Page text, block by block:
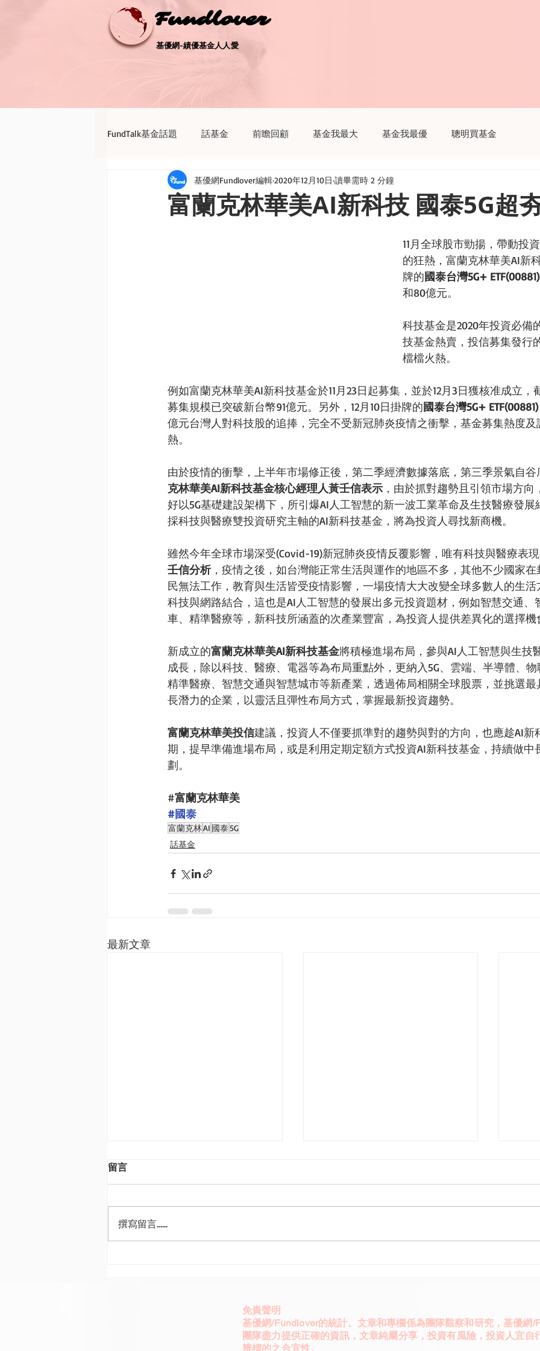
Fundlover
Fundlover
基優網-績優基金人人愛
基優網-績優基金人人愛
FundTalk基金話題 話基金 前瞻回顧 基金我最大 基金我最優 聰明買基金
新聞點評 退休趣 聽基金 生活我最大
富蘭克林華美AI新科技 國泰5G超
基優網Fundlover編輯2020年12月10日 讀畢需時 2 分鐘
11月全球股市勁揚，帶動投
的狂熱，富蘭克林華美AI新
牌的國泰台灣5G+ ETF(00881)
和80億元。
科技基金是2020年投資必備
技基金熱賣，投信募集發行
檔檔火熱。
例如富蘭克林華美AI新科技基金於11月23日起募集，並於12月3日獲核准成立，
募集規模已突破新台幣91億元。另外，12月10日掛牌的國泰台灣5G+ ETF(00881)
億元台灣人對科技股的追捧，完全不受新冠肺炎疫情之衝擊，基金募集熱度
熱。
由於疫情的衝擊，上半年市場修正後，第二季經濟數據落底，第三季景氣自谷
克林華美AI新科技基金核心經理人黃壬信表示 ，由於抓對趨勢且引領市場方
好以5G基礎建設架構下，所引爆AI人工智慧的新一波工業革命及生技醫療發展
採科技與醫療雙投資研究主軸的AI新科技基金，將為投資人尋找新商機。
雖然今年全球市場深受(Covid-19)新冠肺炎疫情反覆影響，唯有科技與醫療表
壬信分析，疫情之後，如台灣能正常生活與運作的地區不多，其他不少國家
民無法工作，教育與生活皆受疫情影響，一場疫情大大改變全球多數人的生
科技與網路結合，這也是AI人工智慧的發展出多元投資題材，例如智慧交通、
車、精準醫療等，新科技所涵蓋的次產業豐富，為投資人提供差異化的選擇機
新成立的富蘭克林華美AI新科技基金將積極進場布局，參與AI人工智慧與生技
成長，除以科技、醫療、電器等為布局重點外，更納入5G、雲端、半導體、物
精準醫療、智慧交通與智慧城市等新產業，透過佈局相關全球股票，並挑選
長潛力的企業，以靈活且彈性布局方式，掌握最新投資趨勢。
富蘭克林華美投信建議，投資人不僅要抓準對的趨勢與對的方向，也應趁AI新
期，提早準備進場布局，或是利用定期定額方式投資AI新科技基金，持續做中
劃。
#富蘭克林華美
#國泰
富蘭克林AI 國泰5G
話基金
最新文章
留言
撰寫留言......
免責聲明
基優網/Fundlover的統計、文章和專欄係為團隊觀察和研究，基優網/
團隊盡力提供正確的資訊，文章純屬分享，投資有風險，投資人宜自
辨標的之合宜性。